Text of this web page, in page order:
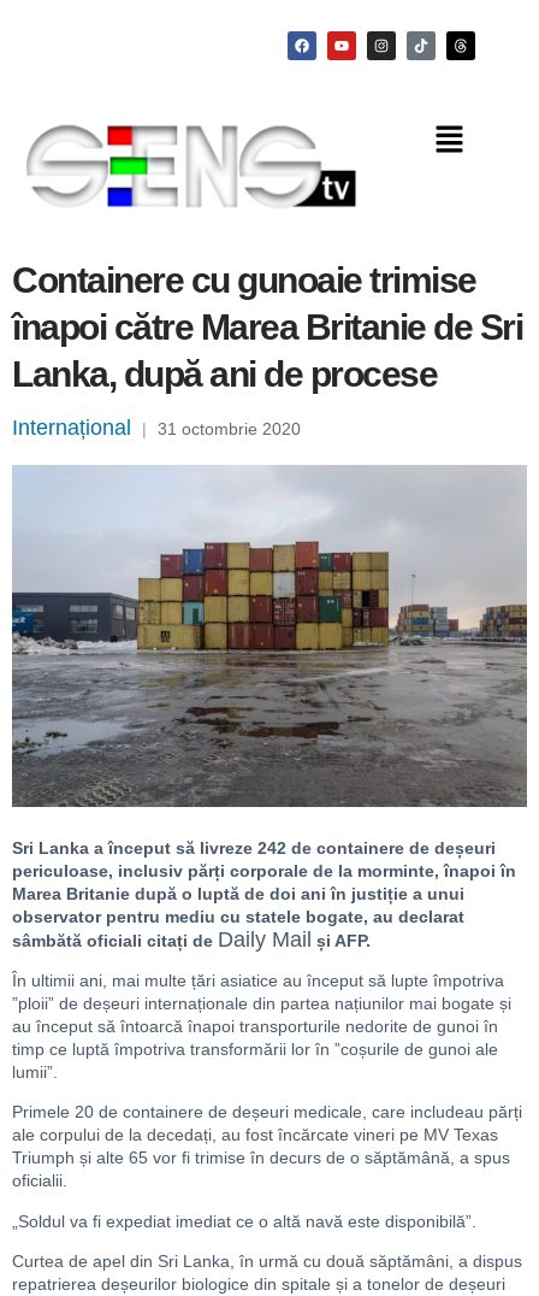
Containere cu gunoaie trimise
înapoi către Marea Britanie de Sri
Lanka, după ani de procese
Internațional | 31 octombrie 2020
Sri Lanka a început să livreze 242 de containere de deșeuri
periculoase, inclusiv părți corporale de la morminte, înapoi în
Marea Britanie după o luptă de doi ani în justiție a unui
observator pentru mediu cu statele bogate, au declarat
sâmbătă oficiali citați de Daily Mail și AFP.
În ultimii ani, mai multe țări asiatice au început să lupte împotriva
”ploii” de deșeuri internaționale din partea națiunilor mai bogate și
au început să întoarcă înapoi transporturile nedorite de gunoi în
timp ce luptă împotriva transformării lor în ”coșurile de gunoi ale
lumii”.
Primele 20 de containere de deșeuri medicale, care includeau părți
ale corpului de la decedați, au fost încărcate vineri pe MV Texas
Triumph și alte 65 vor fi trimise în decurs de o săptămână, a spus
oficialii.
„Soldul va fi expediat imediat ce o altă navă este disponibilă”.
Curtea de apel din Sri Lanka, în urmă cu două săptămâni, a dispus
repatrierea deșeurilor biologice din spitale și a tonelor de deșeuri